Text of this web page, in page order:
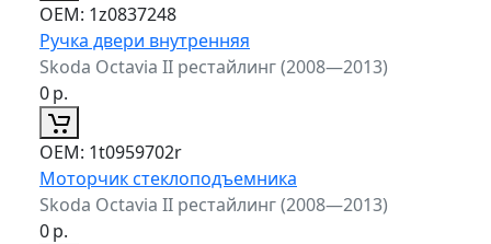
ОЕМ: 1z0837248
Ручка двери внутренняя
Skoda Octavia II рестайлинг (2008—2013)
0р.
ОЕМ: 1t0959702r
Моторчик стеклоподъемника
Skoda Octavia II рестайлинг (2008—2013)
0р.